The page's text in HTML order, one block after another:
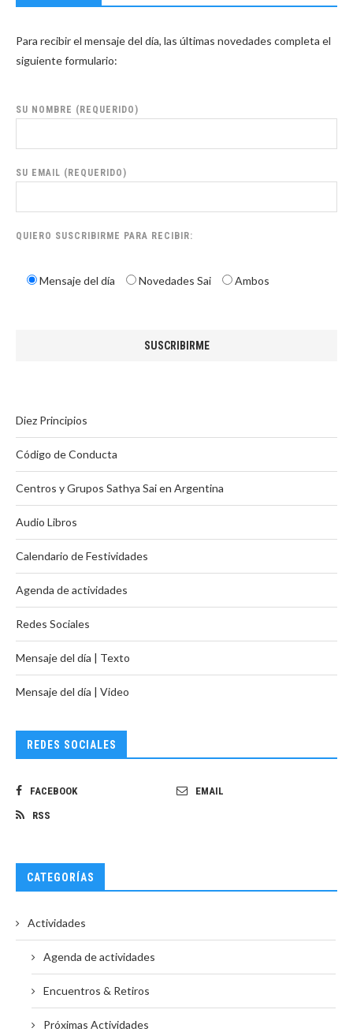
Para recibir el mensaje del día, las últimas novedades completa el
siguiente formulario:
SU NOMBRE (REQUERIDO)
SU EMAIL (REQUERIDO)
QUIERO SUSCRIBIRME PARA RECIBIR:
Mensaje del día Novedades Sai Ambos
Diez Principios
Código de Conducta
Centros y Grupos Sathya Sai en Argentina
Audio Libros
Calendario de Festividades
Agenda de actividades
Redes Sociales
Mensaje del día | Texto
Mensaje del día | Video
REDES SOCIALES
FACEBOOK EMAIL
RSS
CATEGORÍAS
Actividades
Agenda de actividades
Encuentros & Retiros
Próximas Actividades